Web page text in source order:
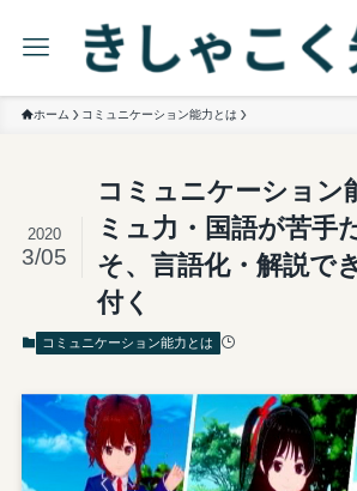
ホーム コミュニケーション能力とは
コミュニケーショ
ミュ力・国語が苦手
そ、言語化・解説で
付く
2020
3/05
コミュニケーション能力とは